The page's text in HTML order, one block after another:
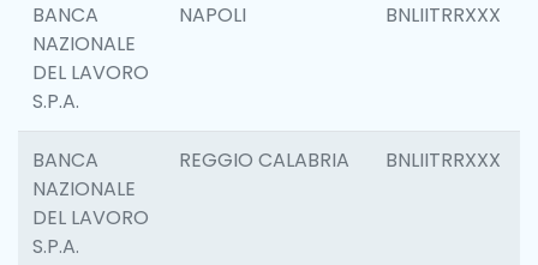
BANCA
NAZIONALE
DEL LAVORO
S.P.A.
NAPOLI BNLIITRRXXX
BANCA
NAZIONALE
DEL LAVORO
S.P.A.
REGGIO CALABRIA BNLIITRRXXX